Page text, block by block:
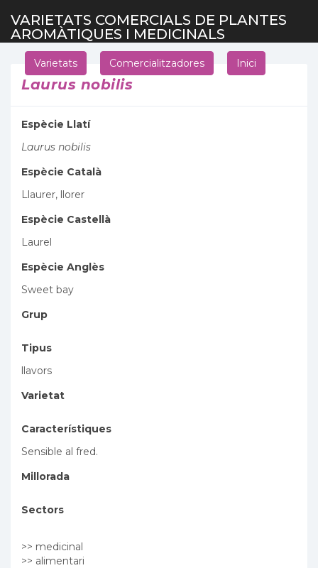
VARIETATS COMERCIALS DE PLANTES
AROMÀTIQUES I MEDICINALS
Varietats Comercialitzadores Inici
Laurus nobilis
Espècie Llatí
Laurus nobilis
Espècie Català
Llaurer, llorer
Espècie Castellà
Laurel
Espècie Anglès
Sweet bay
Grup
Tipus
llavors
Varietat
Característiques
Sensible al fred.
Millorada
Sectors
>> medicinal
>> alimentari